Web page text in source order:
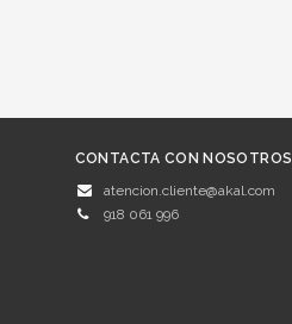
CONTACTA CON NOSOTROS
atencion.cliente@akal.com
918 061 996